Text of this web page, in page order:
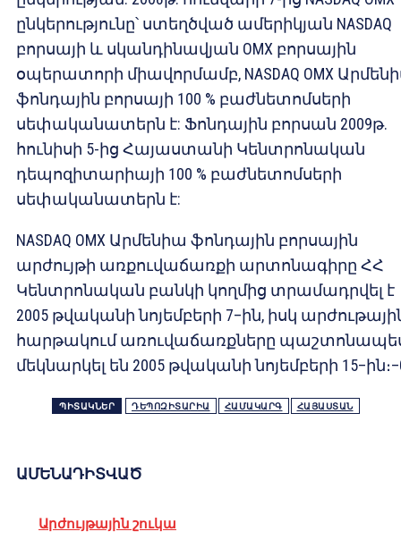
ընկերությունը՝ ստեղծված ամերիկյան NASDAQ
բորսայի և սկանդինավյան OMX բորսային
օպերատորի միավորմամբ, NASDAQ ОМХ
ֆոնդային բորսայի 100 % բաժնետոմսերի
սեփականատերն է: Ֆոնդային բորսան 2009թ.
հունիսի 5-ից Հայաստանի Կենտրոնական
դեպոզիտարիայի 100 % բաժնետոմսերի
սեփականատերն է:
NASDAQ OMX Արմենիա ֆոնդային բորսային
արժույթի առքուվաճառքի արտոնագիրը ՀՀ
Կենտրոնական բանկի կողմից տրամադրվել է
2005 թվականի նոյեմբերի 7–ին, իսկ
հարթակում առուվաճառքները
մեկնարկել են 2005 թվականի նոյեմբերի
ՊԻՏԱԿՆԵՐ ԴԵՊՈԶԻՏԱՐԻԱ ՀԱՄԱԿԱՐԳ ՀԱՅԱՍՏԱՆ
ԱՄԵՆԱԴԻՏՎԱԾ
Արժույթային շուկա